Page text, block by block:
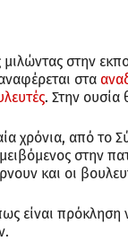
στην
στα
. Στην ουσία
χρόνια, από το
στην
και οι
είναι πρόκληση